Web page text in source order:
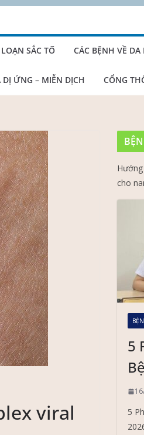
SẮC TỐ CÁC BỆNH VỀ DA
DỊ ỨNG – MIỄN DỊCH CỔNG
viral
cho
5
5